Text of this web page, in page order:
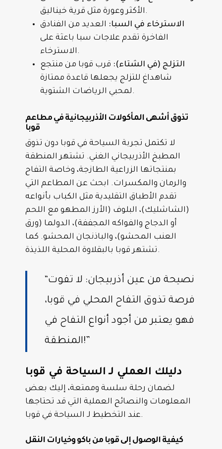
الأكثر وعورة مثل قرية خيناليق.
الاسترخاء في السبا: العديد من الفنادق
الفاخرة تقدم علاجات سبا باعثة على
الاسترخاء.
التزلج (في الشتاء): قرب قوبا من منتجع
شاهداغ للتزلج يجعلها قاعدة ممتازة
لمحبي الرياضات الشتوية.
تذوق أشهى المأكولات الأذربيجانية في مطاعم
قوبا
لا تكتمل تجربة السياحة في قوبا دون تذوق
المطبخ الأذربيجاني الغني. تشتهر المنطقة
بمنتجاتها الزراعية الطازجة، وخاصة التفاح
والرمان والمكسرات. ابحث عن المطاعم التي
تقدم الأطباق التقليدية مثل الكباب بأنواعه
(الشاشليك)، البلوف (الأرز المطهو مع اللحم
أو الدجاج والفواكه المجففة)، الدولما (ورق
العنب المحشو)، والباذنجان المحشو. كما
تشتهر قوبا بالبقلاوة المحلية اللذيذة.
“نصيحة من عين أذربيجان: لا تفوت
فرصة تذوق التفاح المحلي في قوبا،
فهو يعتبر من أجود أنواع التفاح في
المنطقة!”
دليلك العملي لـ السياحة في قوبا
لضمان رحلة سلسة وممتعة، إليك بعض
المعلومات والنصائح العملية التي قد تحتاجها
عند التخطيط لـ السياحة في قوبا.
كيفية الوصول إلى قوبا من باكو وخيارات النقل